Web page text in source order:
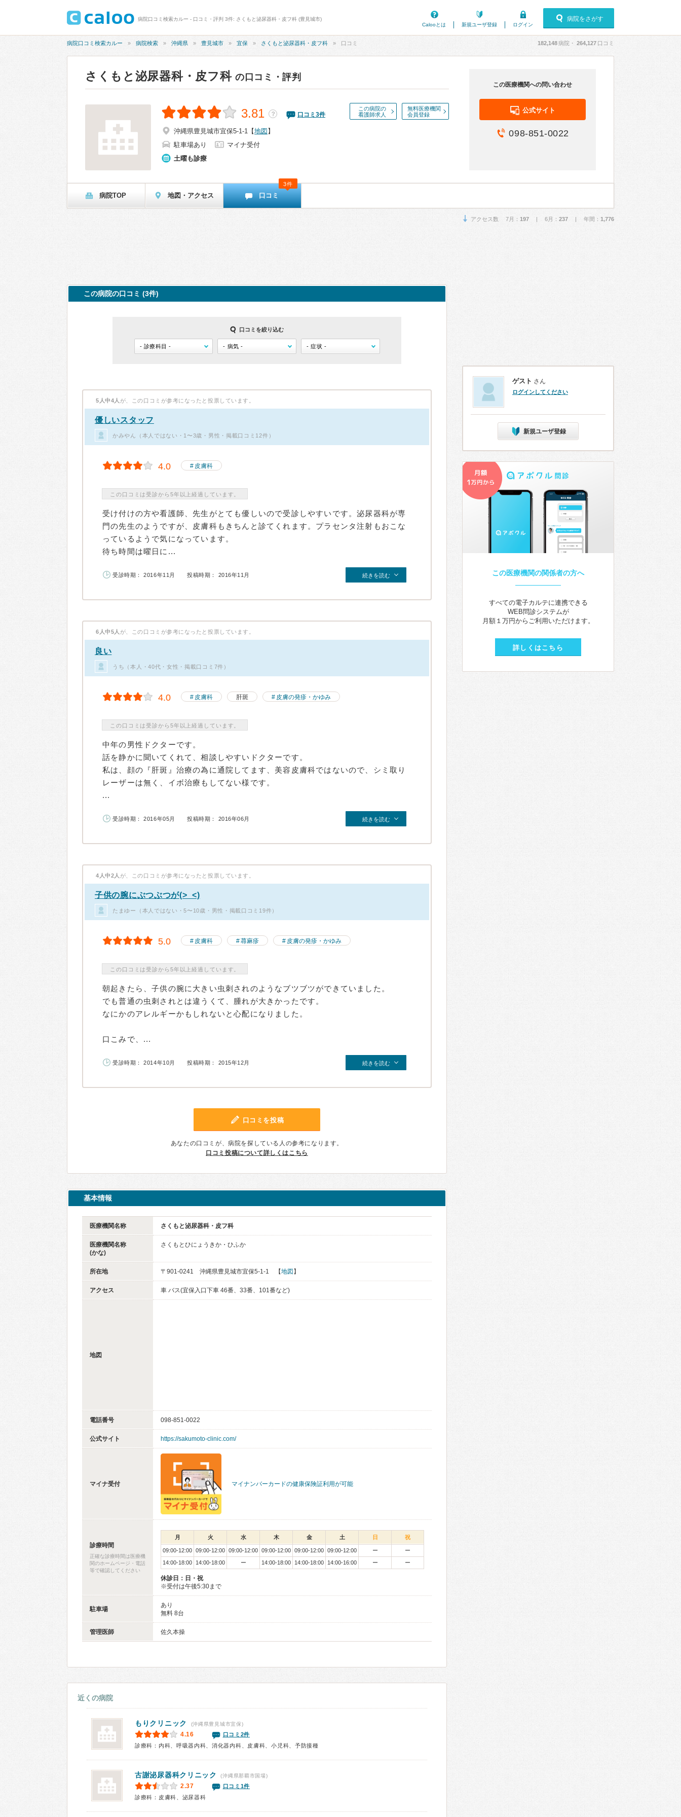
病院口コミ検索カルー - 口コミ・評判 3件: さくもと泌尿器科・皮フ科 (豊見城市)
Calooとは
新規ユーザ登録 ログイン
病院をさがす
病院口コミ検索カルー 病院検索 沖縄県 豊見城市 宜保 さくもと泌尿器科・皮フ科 口コミ 182,148病院・ 264,127 口コミ
さくもと泌尿器科・皮フ科 の口コミ・評判
この病院の
看護師求人
無料医療機関
会員登録
3.81 ？ 口コミ 3件
沖縄県豊見城市宜保5-1-1 【地図 】
駐車場あり
マイナ受付
土曜も診療
この医療機関への問い合わせ
公式サイト
098-851-0022
病院TOP 地図・アクセス 口コミ
3件
アクセス数 7月： 197 | 6月： 237 | 年間： 1,776
この病院の口コミ (3件)
口コミを絞り込む
5人中4人 が、この口コミが参考になったと投票しています。
優しいスタッフ
かみやん（本人ではない・1〜3歳・男性・掲載口コミ12件）
4.0 皮膚科
この口コミは受診から5年以上経過しています。
受け付けの方や看護師、先生がとても優しいので受診しやすいです。泌尿器科が専
門の先生のようですが、皮膚科もきちんと診てくれます。プラセンタ注射もおこな
っているようで気になっています。
待ち時間は曜日に...
受診時期： 2016年11月 投稿時期： 2016年11月 続きを読む
6人中5人 が、この口コミが参考になったと投票しています。
良い
うち（本人・40代・女性・掲載口コミ7件）
4.0 皮膚科 肝斑 皮膚の発疹・かゆみ
この口コミは受診から5年以上経過しています。
中年の男性ドクターです。
話を静かに聞いてくれて、相談しやすいドクターです。
私は、顔の『肝斑』治療の為に通院してます、美容皮膚科ではないので、シミ取り
レーザーは無く、イボ治療もしてない様です。
...
受診時期： 2016年05月 投稿時期： 2016年06月 続きを読む
4人中2人 が、この口コミが参考になったと投票しています。
子供の腕にぶつぶつが(>_<)
たまゆー（本人ではない・5〜10歳・男性・掲載口コミ19件）
5.0 皮膚科 蕁麻疹 皮膚の発疹・かゆみ
この口コミは受診から5年以上経過しています。
朝起きたら、子供の腕に大きい虫刺されのようなブツブツができていました。
でも普通の虫刺されとは違うくて、腫れが大きかったです。
なにかのアレルギーかもしれないと心配になりました。
口こみで、...
受診時期： 2014年10月 投稿時期： 2015年12月 続きを読む
口コミを投稿
あなたの口コミが、病院を探している人の参考になります。
口コミ投稿について詳しくはこちら
基本情報
医療機関名称 さくもと泌尿器科・皮フ科
医療機関名称
(かな)
さくもとひにょうきか・ひふか
所在地 〒901-0241 沖縄県豊見城市宜保5-1-1 【地図 】
アクセス 車 バス(宜保入口下車 46番、33番、101番など)
地図
電話番号 098-851-0022
公式サイト https://sakumoto-clinic.com/
マイナ受付 マイナンバーカードの健康保険証利用が可能
診療時間
正確な診療時間は医療機
関のホームページ・電話
等で確認してください
月 火 水 木 金 土 日 祝
09:00-12:00 09:00-12:00 09:00-12:00 09:00-12:00 09:00-12:00 09:00-12:00 ー
ー
14:00-18:00
14:00-18:00 ー 14:00-18:00 14:00-18:00 14:00-16:00 ー ー
休診日：日・祝
※受付は午後5:30まで
駐車場
あり
無料 8台
管理医師 佐久本操
近くの病院
もりクリニック (沖縄県豊見城市宜保)
4.16
口コミ2件
診療科：内科、呼吸器内科、消化器内科、皮膚科、小児科、予防接種
古謝泌尿器科クリニック (沖縄県那覇市国場)
2.37
口コミ1件
診療科：皮膚科、泌尿器科
ゲスト さん
ログインしてください
新規ユーザ登録
この医療機関の関係者の方へ
すべての電子カルテに連携できる
WEB問診システムが
月額１万円からご利用いただけます。
詳しくはこちら